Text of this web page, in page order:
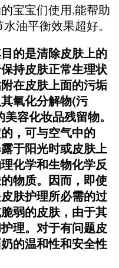
宝宝们使用,能帮助
油平衡效果超好。
的是清除皮肤上的
持皮肤正常生理状
在皮肤上面的污垢
氧化分解物(污
容化妆品残留物。
，可与空气中的
于阳光时或皮肤上
化学和生物化学反
物质。因而，即使
肤护理所必需的过
弱的皮肤，由于其
理。对于有问题皮
的温和性和安全性